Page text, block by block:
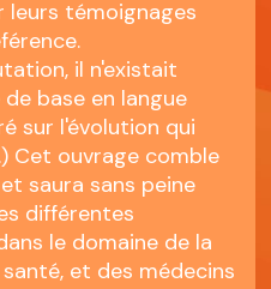
témoignages
il n'existait
base en langue
sur l'évolution qui
Cet ouvrage comble
saura sans peine
différentes
le domaine de la
et des médecins